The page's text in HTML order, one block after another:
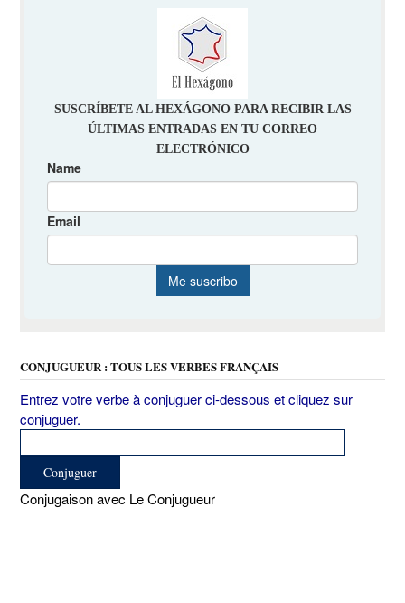
CONJUGUEUR : TOUS LES VERBES FRANÇAIS
Entrez votre verbe à conjuguer ci-dessous et cliquez sur
conjuguer.
Conjugaison avec Le Conjugueur